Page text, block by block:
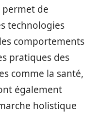
permet de
technologies
comportements
pratiques des
comme la santé,
également
holistique